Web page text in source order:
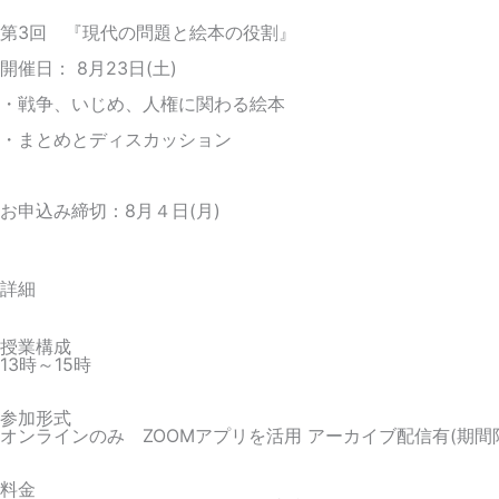
第3回 『現代の問題と絵本の役割』
開催日： 8月23日(土)
・戦争、いじめ、人権に関わる絵本
・まとめとディスカッション
お申込み締切：8月４日(月)
詳細
授業構成
13時～15時
参加形式
オンラインのみ ZOOMアプリを活用 アーカイブ配信有(期間
料金